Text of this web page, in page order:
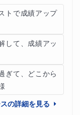
トで成績アップ
して、成績アッ
ぎて、どこから
の詳細を見る